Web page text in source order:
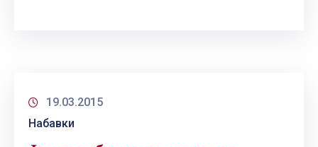
ГРИЖА
19.03.2015
Набавки